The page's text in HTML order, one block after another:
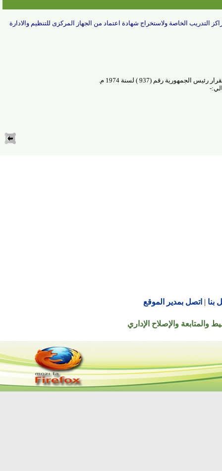
الخاصة ولاستخراج شهادة اعتماد من الجهاز المركزى للتنظيم والادارة
الجمهورية رقم (937 ) لسنة 1974 م .
| اتصل بمدير الموقع
والإصلاح الإداري